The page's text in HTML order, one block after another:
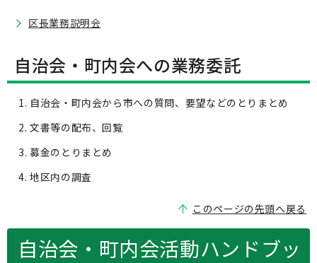
区長業務説明会
自治会・町内会への業務委託
自治会・町内会から市への質問、要望などのとりまとめ
文書等の配布、回覧
募金のとりまとめ
地区内の調査
このページの先頭へ戻る
自治会・町内会活動ハンドブッ